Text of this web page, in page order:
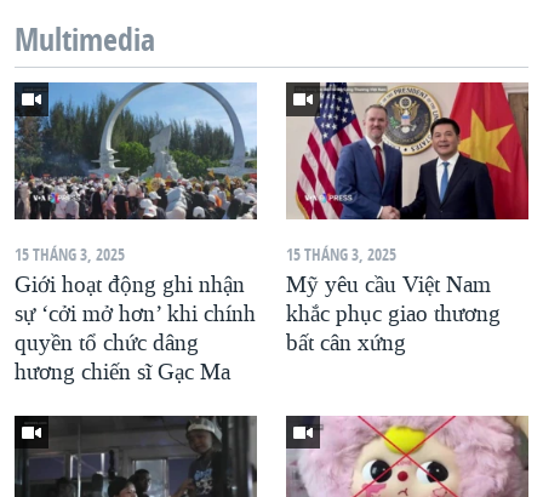
QUAN HỆ VIỆT MỸ
Multimedia
15 THÁNG 3, 2025
Giới hoạt động ghi nhận
sự ‘cởi mở hơn’ khi chính
quyền tổ chức dâng
hương chiến sĩ Gạc Ma
15 THÁNG 3, 2025
Mỹ yêu cầu Việt Nam
khắc phục giao thương
bất cân xứng